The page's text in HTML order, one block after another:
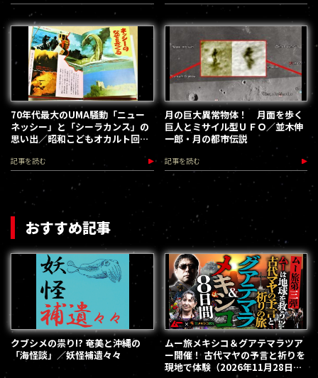
70年代最大のUMA騒動「ニュー
ネッシー」と「シーラカンス」の
思い出／昭和こどもオカルト回顧
記事を読む
月の巨大異常物体！ 月面を歩く
巨人とミサイル型ＵＦＯ／並木伸
一郎・月の都市伝説
記事を読む
おすすめ記事
クブシメの祟り!? 奄美と沖縄の
「海怪談」／妖怪補遺々々
ムー旅メキシコ＆グアテマラツア
ー開催！ 古代マヤの予言と祈りを
現地で体験（2026年11月28日～